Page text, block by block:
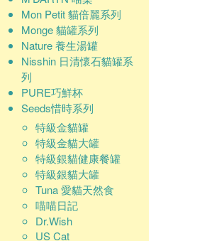
Mon Petit 貓倍麗系列
Monge 貓罐系列
Nature 養生湯罐
Nisshin 日清懷石貓罐系
列
PURE巧鮮杯
Seeds惜時系列
特級金貓罐
特級金貓大罐
特級銀貓健康餐罐
特級銀貓大罐
Tuna 愛貓天然食
喵喵日記
Dr.Wish
US Cat